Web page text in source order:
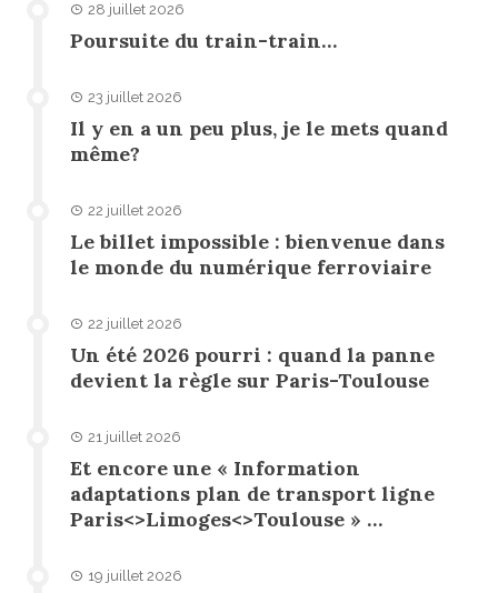
28 juillet 2026
Poursuite du train-train…
23 juillet 2026
Il y en a un peu plus, je le mets quand
même?
22 juillet 2026
Le billet impossible : bienvenue dans
le monde du numérique ferroviaire
22 juillet 2026
Un été 2026 pourri : quand la panne
devient la règle sur Paris-Toulouse
21 juillet 2026
Et encore une « Information
adaptations plan de transport ligne
Paris<>Limoges<>Toulouse » …
19 juillet 2026